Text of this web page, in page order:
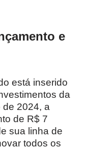
e
está inserido
da
de 2024, a
de R$ 7
sua linha de
todos os